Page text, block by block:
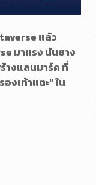
แล้ว
มาแรง นันยาง
างแลนมาร์ค ที่
งเท้าแตะ" ใน